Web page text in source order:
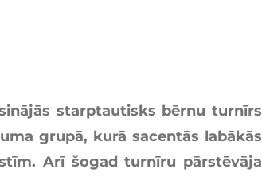
starptautisks bērnu turnīrs
grupā, kurā sacentās labākās
Arī šogad turnīru pārstēvāja